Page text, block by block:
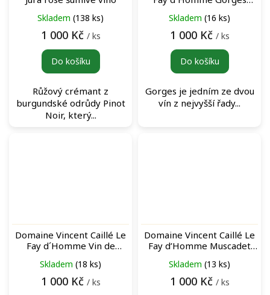
Skladem (138 ks)
1 000 Kč / ks
Do košíku
Růžový crémant z
burgundské odrůdy Pinot
Noir, který...
Skladem (16 ks)
1 000 Kč / ks
Do košíku
Gorges je jedním ze dvou
vín z nejvyšší řady...
Domaine Vincent Caillé Le
Fay d´Homme Vin de
červené víno
Skladem (18 ks)
1 000 Kč / ks
Domaine Vincent Caillé Le
Fay d’Homme Muscadet
Blanc bílé víno
Skladem (13 ks)
1 000 Kč / ks